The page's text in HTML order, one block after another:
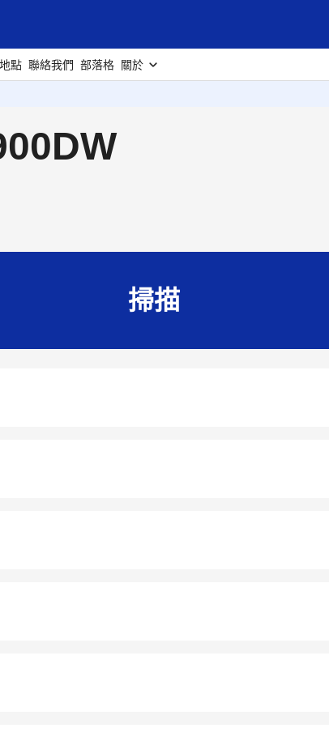
點 聯絡我們 部落格 關於
掃描